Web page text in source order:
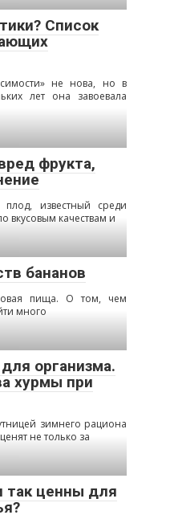
Список
не нова, но в
лет она завоевала
фрукта,
известный среди
вкусовым качествам и
бананов
пища. О том, чем
много
организма.
хурмы при
зимнего рациона
не только за
так ценны для